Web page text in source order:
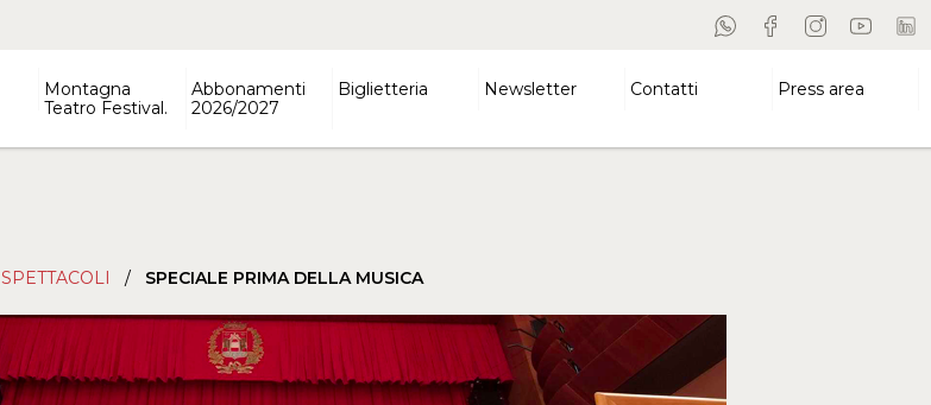
Montagna
Teatro Festival.
Abbonamenti
2026/2027
Biglietteria Newsletter Contatti Press area
SPETTACOLI / SPECIALE PRIMA DELLA MUSICA